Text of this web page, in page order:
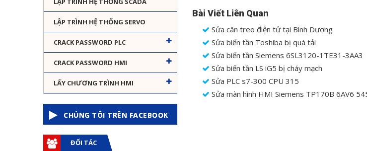
LẬP TRÌNH HỆ THỐNG SERVO
CRACK PASSWORD PLC
CRACK PASSWORD HMI
LẤY CHƯƠNG TRÌNH HMI
CHÚNG TÔI TRÊN FACEBOOK
Bài Viết Liên Quan
Sửa cân treo điện tử tại Bình Dương
Sửa biến tần Toshiba bị quá tải
Sửa biến tần Siemens 6SL3120-1TE31-3AA3
Sửa biến tần LS iG5 bị cháy mạch
Sửa PLC s7-300 CPU 315
Sửa màn hình HMI Siemens TP170B 6AV6
ĐỐI TÁC